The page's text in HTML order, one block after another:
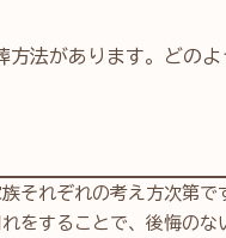
法があります。どの
それぞれの考え方次第で
をすることで、後悔のな